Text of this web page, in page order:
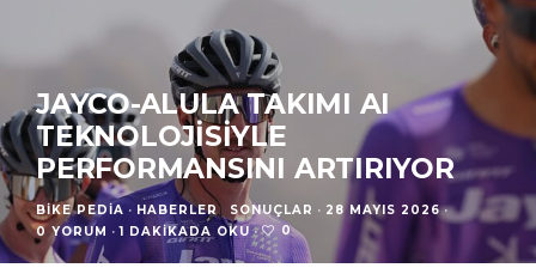
JAYCO-ALULA TAKIMI AI
TEKNOLOJISIYLE
PERFORMANSINI ARTIRIYOR
BIKE PEDIA · HABERLER SONUÇLAR · 28 MAYIS 2026 ·
0 YORUM · 1 DAKIKADA OKU · 0